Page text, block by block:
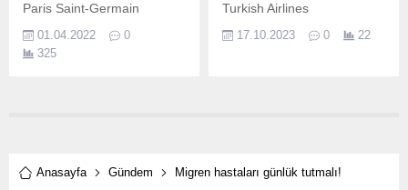
Paris Saint-Germain
Avrupa Süper Ligi ve
Finansal Fair Play’e ilişkin
01.04.2022
0
325
Turkish Airlines
haftasında Anadolu Efes
17.10.2023 0 22
Anasayfa Gündem Migren hastaları günlük tutmalı!